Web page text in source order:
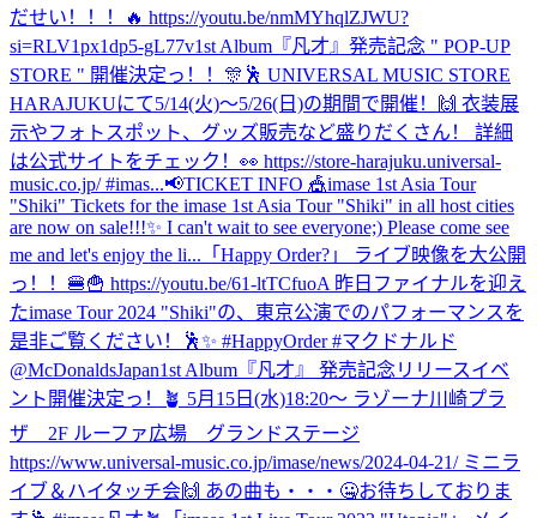
だせい！！！🔥 https://youtu.be/nmMYhqlZJWU?
si=RLV1px1dp5-gL77v1st Album『凡才』発売記念 " POP-UP
STORE " 開催決定っ！！🎊🕺 UNIVERSAL MUSIC STORE
HARAJUKUにて5/14(火)〜5/26(日)の期間で開催！🙌 衣装展
示やフォトスポット、グッズ販売など盛りだくさん！ 詳細
は公式サイトをチェック！👀 https://store-harajuku.universal-
music.co.jp/ #imas...📢TICKET INFO 🎪imase 1st Asia Tour
"Shiki" Tickets for the imase 1st Asia Tour "Shiki" in all host cities
are now on sale!!!✨ I can't wait to see everyone;) Please come see
me and let's enjoy the li... 「Happy Order?」 ライブ映像を大公開
っ！！🍔🍟 https://youtu.be/61-ltTCfuoA 昨日ファイナルを迎え
たimase Tour 2024 "Shiki"の、東京公演でのパフォーマンスを
是非ご覧ください！🕺✨ #HappyOrder #マクドナルド
@McDonaldsJapan1st Album『凡才』 発売記念リリースイベ
ント開催決定っ！🪴 5月15日(水)18:20〜 ラゾーナ川崎プラ
ザ 2F ルーファ広場 グランドステージ
https://www.universal-music.co.jp/imase/news/2024-04-21/ ミニラ
イブ＆ハイタッチ会🙌 あの曲も・・・🤐お待ちしておりま